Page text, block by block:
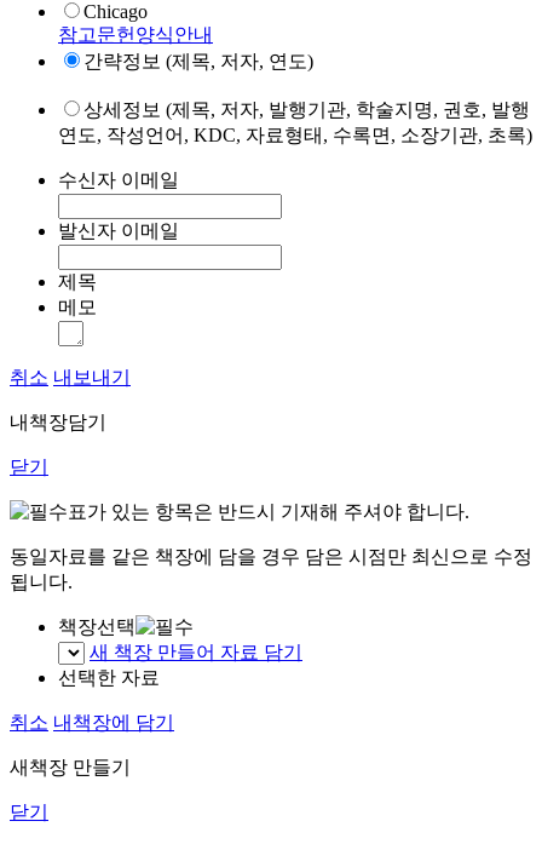
Chicago
참고문헌양식안내
간략정보 (제목, 저자, 연도)
상세정보 (제목, 저자, 발행기관, 학술지명, 권호, 발행
연도, 작성언어, KDC, 자료형태, 수록면, 소장기관, 초록)
수신자 이메일
발신자 이메일
제목
메모
취소 내보내기
내책장담기
닫기
표가 있는 항목은 반드시 기재해 주셔야 합니다.
동일자료를 같은 책장에 담을 경우 담은 시점만 최신으로 수정
됩니다.
책장선택
새 책장 만들어 자료 담기
선택한 자료
취소 내책장에 담기
새책장 만들기
닫기